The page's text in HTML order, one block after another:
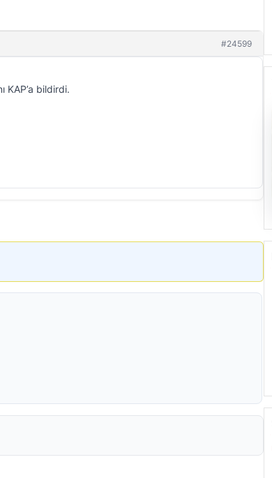
#24599
KAP’a bildirdi.